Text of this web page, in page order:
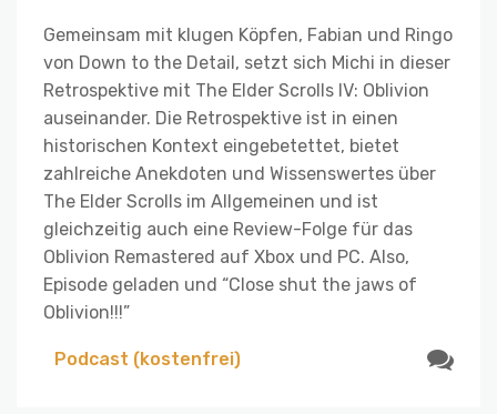
Gemeinsam mit klugen Köpfen, Fabian und Ringo
von Down to the Detail, setzt sich Michi in dieser
Retrospektive mit The Elder Scrolls IV: Oblivion
auseinander. Die Retrospektive ist in einen
historischen Kontext eingebetettet, bietet
zahlreiche Anekdoten und Wissenswertes über
The Elder Scrolls im Allgemeinen und ist
gleichzeitig auch eine Review-Folge für das
Oblivion Remastered auf Xbox und PC. Also,
Episode geladen und “Close shut the jaws of
Oblivion!!!”
Podcast (kostenfrei)